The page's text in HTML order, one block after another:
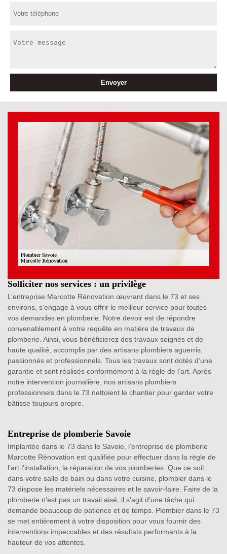
Solliciter nos services : un privilège
L’entreprise Marcotte Rénovation œuvrant dans le 73 et ses
environs, s’engage à vous offrir le meilleur service pour toutes
vos demandes en plomberie. Notre devoir est de répondre
convenablement à votre requête en matière de travaux de
plomberie. Ainsi, vous bénéficierez des travaux soignés et de
haute qualité, accomplis par des artisans plombiers aguerris,
passionnés et professionnels. Tous les travaux sont dotés d’une
garantie et sont réalisés conformément à la règle de l’art. Après
notre intervention journalière, nos artisans plombiers
professionnels dans le 73 nettoient le chantier pour garder votre
bâtisse toujours propre.
Entreprise de plomberie Savoie
Implantée dans le 73 dans le Savoie, l’entreprise de plomberie
Marcotte Rénovation est qualifiée pour effectuer dans la règle de
l’art l’installation, la réparation de vos plomberies. Que ce soit
dans votre salle de bain ou dans votre cuisine, plombier dans le
73 dispose les matériels nécessaires et le savoir-faire. Faire de la
plomberie n’est pas un travail aisé, il s’agit d’une tâche qui
demande beaucoup de patience et de temps. Plombier dans le 73
se met entièrement à votre disposition pour vous fournir des
interventions impeccables et des résultats performants à la
hauteur de vos attentes.